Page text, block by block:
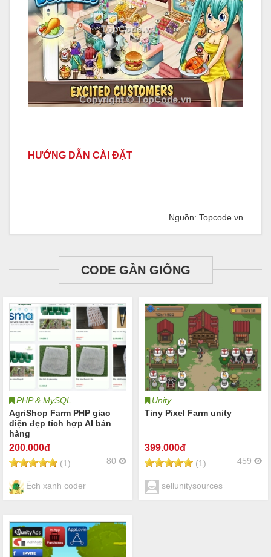
HƯỚNG DẪN CÀI ĐẶT
Nguồn: Topcode.vn
CODE GẦN GIỐNG
PHP & MySQL
AgriShop Farm PHP giao
diện đẹp tích hợp AI bán
hàng
200.000đ
(1) 80
Ếch xanh coder
Unity
Tiny Pixel Farm unity
399.000đ
(1) 459
sellunitysources